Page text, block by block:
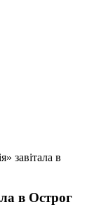
завітала в
в Острог